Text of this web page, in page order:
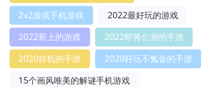
2v2游戏手机游戏
2022最好玩的游戏
2022新上的游戏
2022即将公测的手游
2020挂机的手游
2020好玩不氪金的手游
15个画风唯美的解谜手机游戏